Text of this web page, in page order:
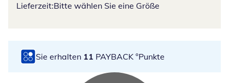
Lieferzeit:Bitte wählen Sie eine Größe
Sie erhalten 11 PAYBACK °Punkte